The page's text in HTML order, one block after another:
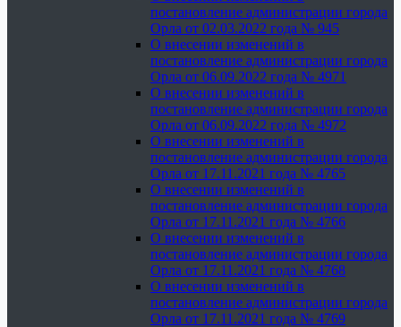
постановление администрации города
Орла от 02.03.2022 года № 945
О внесении изменений в
постановление администрации города
Орла от 06.09.2022 года № 4971
О внесении изменений в
постановление администрации города
Орла от 06.09.2022 года № 4972
О внесении изменений в
постановление администрации города
Орла от 17.11.2021 года № 4765
О внесении изменений в
постановление администрации города
Орла от 17.11.2021 года № 4766
О внесении изменений в
постановление администрации города
Орла от 17.11.2021 года № 4768
О внесении изменений в
постановление администрации города
Орла от 17.11.2021 года № 4769